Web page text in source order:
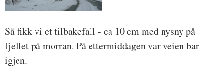
Så fikk vi et tilbakefall - ca 10 cm med nysny på
fjellet på morran. På ettermiddagen var veien bar
igjen.